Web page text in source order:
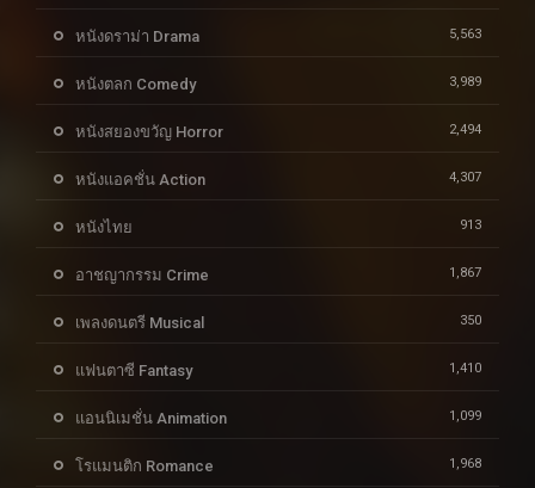
หนังดราม่า Drama 5,563
หนังตลก Comedy 3,989
หนังสยองขวัญ Horror 2,494
หนังแอคชั่น Action 4,307
หนังไทย 913
อาชญากรรม Crime 1,867
เพลงดนตรี Musical 350
แฟนตาซี Fantasy 1,410
แอนนิเมชั่น Animation 1,099
โรแมนติก Romance 1,968